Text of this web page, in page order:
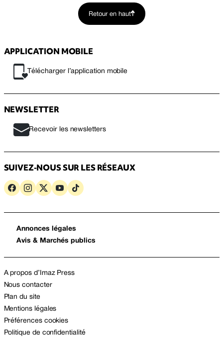
Retour en haut
APPLICATION MOBILE
Télécharger l’application mobile
NEWSLETTER
Recevoir les newsletters
SUIVEZ-NOUS SUR LES RÉSEAUX
Annonces légales
Avis & Marchés publics
A propos d’Imaz Press
Nous contacter
Plan du site
Mentions légales
Préférences cookies
Politique de confidentialité